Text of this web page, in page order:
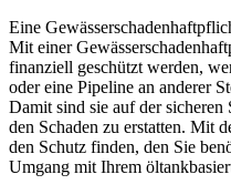
Eine
Mit einer
finanziell geschützt werden,
oder eine Pipeline an anderer
Damit sind sie auf der
den Schaden zu erstatten. Mit
den Schutz finden, den Sie
Umgang mit Ihrem